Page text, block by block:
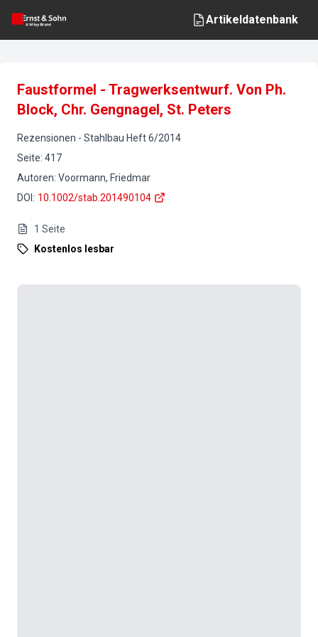
Artikeldatenbank
Faustformel - Tragwerksentwurf. Von Ph.
Block, Chr. Gengnagel, St. Peters
Rezensionen - Stahlbau Heft6/2014
Seite: 417
Autoren: Voormann, Friedmar
DOI : 10.1002/stab.201490104
1 Seite
Kostenlos lesbar